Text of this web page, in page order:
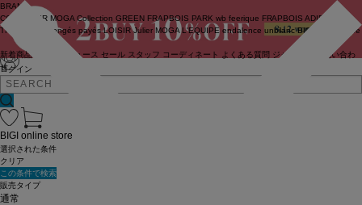
ログイン
BRAND
COUTURIER MOGA Collection GREEN FRAPBOIS PARK wb feerique FRAPBOIS ADIEU
TRISTESSE
congés payés LOISIR Julier MOGA L'EQUIPE endalence unbilanc BIGI online store
新着商品 ニュース セール スタッフ コーディネート よくある質問 ジャーナル
お問い合わ
せ
BIGI online store
選択された条件
クリア
この条件で検索
販売タイプ
通常